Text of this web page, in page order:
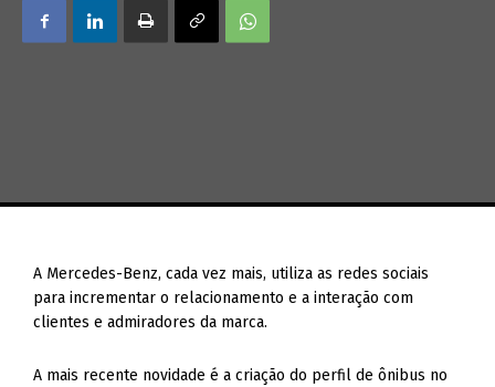
A Mercedes-Benz, cada vez mais, utiliza as redes sociais
para incrementar o relacionamento e a interação com
clientes e admiradores da marca.
A mais recente novidade é a criação do perfil de ônibus no